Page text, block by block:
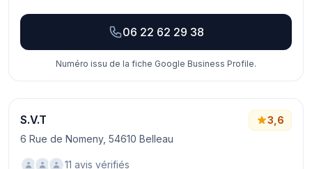
06 22 62 29 38
Numéro issu de la fiche Google Business Profile.
S.V.T
6 Rue de Nomeny, 54610 Belleau
3,6
11 avis vérifiés